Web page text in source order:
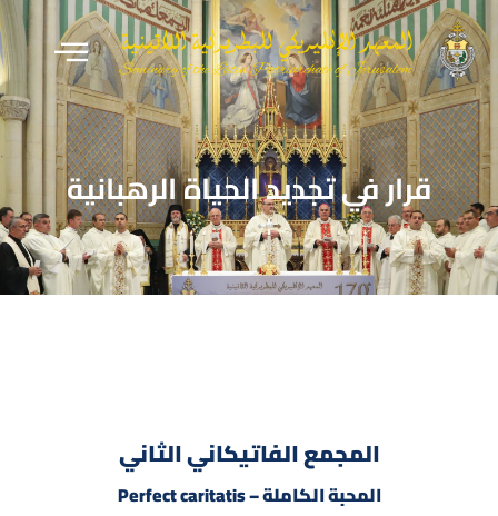
قرار في تجديد الحياة الرهبانية
المجمع الفاتيكاني الثاني
المحبة الكاملة–
Perfectcaritatis